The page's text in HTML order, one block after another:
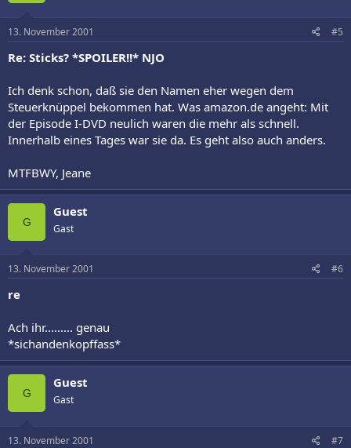
13. November 2001 #5
Re: Sticks? *SPOILER!!* NJO
Ich denk schon, daß sie den Namen eher wegen dem
Steuerknüppel bekommen hat. Was amazon.de angeht: Mit
der Episode I-DVD neulich waren die mehr als schnell.
Innerhalb eines Tages war sie da. Es geht also auch anders.
MTFBWY, Jeane
G
Guest
Gast
13. November 2001 #6
re
Ach ihr......... genau
*sichandenkopffass*
G
Guest
Gast
13. November 2001 #7